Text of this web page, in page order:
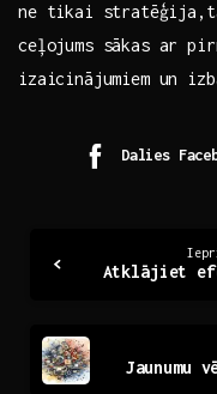
ne tikai
ceļojums sākas ar
izaicinājumiem‌ un
Dalies
Reading